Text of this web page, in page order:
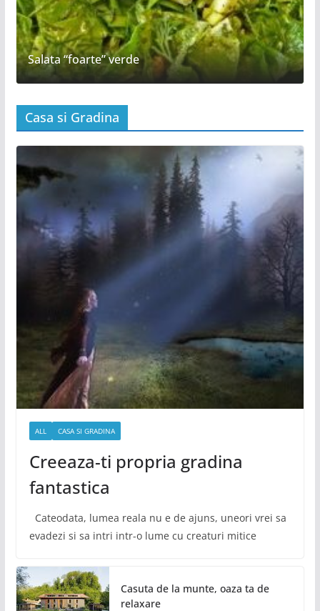
Salata “foarte” verde
Casa si Gradina
ALL CASA SI GRADINA
Creeaza-ti propria gradina
fantastica
Cateodata, lumea reala nu e de ajuns, uneori vrei sa
evadezi si sa intri intr-o lume cu creaturi mitice
Casuta de la munte, oaza ta de
relaxare